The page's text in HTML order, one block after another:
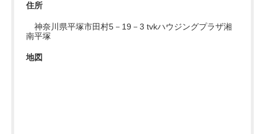
住所
神奈川県平塚市田村5－19－3 tvkハウジングプラザ湘
南平塚
地図